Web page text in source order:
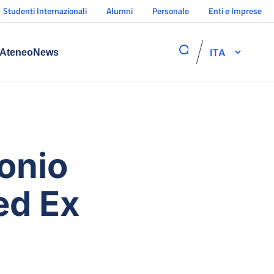
Studenti Internazionali Alumni Personale Enti e Imprese
News ITA
Ex